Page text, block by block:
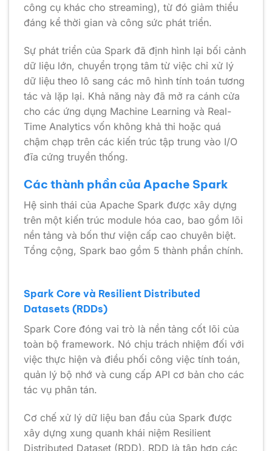
công cụ khác cho streaming), từ đó giảm thiểu
đáng kể thời gian và công sức phát triển.
Sự phát triển của Spark đã định hình lại bối cảnh
dữ liệu lớn, chuyển trọng tâm từ việc chỉ xử lý
dữ liệu theo lô sang các mô hình tính toán tương
tác và lặp lại. Khả năng này đã mở ra cánh cửa
cho các ứng dụng Machine Learning và Real-
Time Analytics vốn không khả thi hoặc quá
chậm chạp trên các kiến trúc tập trung vào I/O
đĩa cứng truyền thống.
Các thành phần của Apache Spark
Hệ sinh thái của Apache Spark được xây dựng
trên một kiến trúc module hóa cao, bao gồm lõi
nền tảng và bốn thư viện cấp cao chuyên biệt.
Tổng cộng, Spark bao gồm 5 thành phần chính.
Spark Core và Resilient Distributed
Datasets (RDDs)
Spark Core đóng vai trò là nền tảng cốt lõi của
toàn bộ framework. Nó chịu trách nhiệm đối với
việc thực hiện và điều phối công việc tính toán,
quản lý bộ nhớ và cung cấp API cơ bản cho các
tác vụ phân tán.
Cơ chế xử lý dữ liệu ban đầu của Spark được
xây dựng xung quanh khái niệm Resilient
Distributed Dataset (RDD). RDD là tập hợp các